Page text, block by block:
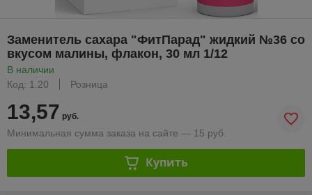
Заменитель сахара "ФитПарад" жидкий №36 со
вкусом малины, флакон, 30 мл 1/12
В наличии
Код: 1.20
Розница
13,57 руб.
Минимальная сумма заказа на сайте — 15 руб.
Купить